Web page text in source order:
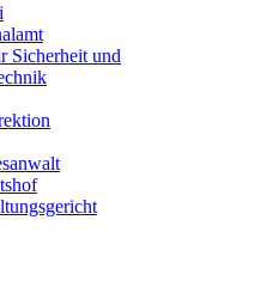
Sicherheit und